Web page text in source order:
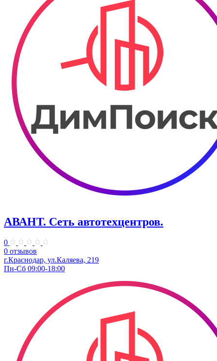
АВАНТ. ​Сеть автотехцентров.
0
0 отзывов
г.Краснодар, ул.Каляева, 219
Пн-Сб 09:00-18:00